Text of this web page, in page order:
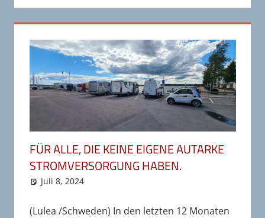
FÜR ALLE, DIE KEINE EIGENE AUTARKE
STROMVERSORGUNG HABEN.
Juli 8, 2024
(Lulea /Schweden) In den letzten 12 Monaten